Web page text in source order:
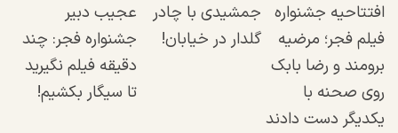
افتتاحیه جشنواره
فیلم فجر؛ مرضیه
برومند و رضا بابک
روی صحنه با
یکدیگر دست دادند
جمشیدی با چادر
گلدار در خیابان!
عجیب دبیر
جشنواره فجر: چند
دقیقه فیلم نگیرید
تا سیگار بکشیم!